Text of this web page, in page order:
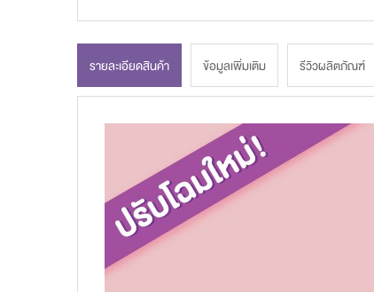
รายละเอียดสินค้า ข้อมูลเพิ่มเติม รีวิวผลิตภัณฑ์